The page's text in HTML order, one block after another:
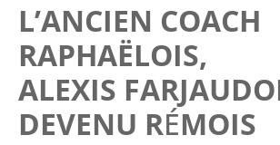
L’ANCIEN COACH
RAPHAËLOIS,
ALEXIS
DEVENU RÉMOIS